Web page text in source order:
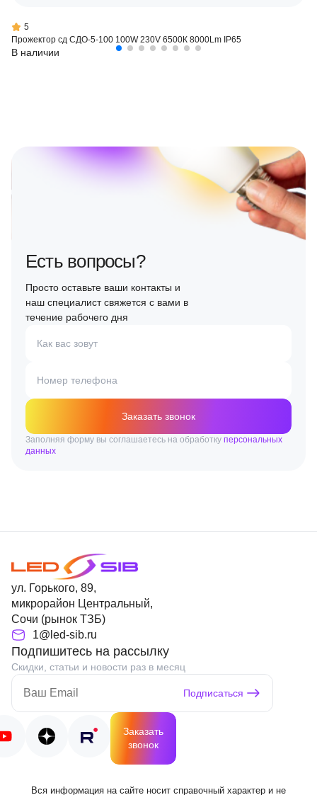
5
Прожектор сд СДО-5-100 100W 230V 6500К 8000Lm IP65
В наличии
Есть вопросы?
Просто оставьте ваши контакты и
наш специалист свяжется с вами в
течение рабочего дня
Как вас зовут
Номер телефона
Заказать звонок
Заполняя форму вы соглашаетесь на обработку персональных
данных
ул. Горького, 89,
микрорайон Центральный,
Сочи (рынок ТЗБ)
1@led-sib.ru
Подпишитесь на рассылку
Скидки, статьи и новости раз в месяц
Подписаться
Заказать
звонок
Вся информация на сайте носит справочный характер и не